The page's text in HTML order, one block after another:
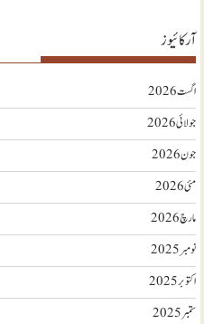
آرکائیوز
اگست 2026
جولائی 2026
جون 2026
مئی 2026
مارچ 2026
نومبر 2025
اکتوبر 2025
ستمبر 2025